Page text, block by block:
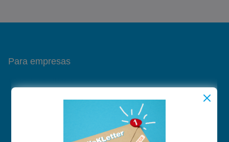
Para empresas
Publicación de ofertas